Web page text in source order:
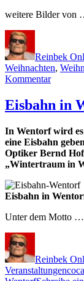
weitere Bilder von
Reinbek
Weihnachten,
Kommentarzu
Eisbahn
in
–
Winter
Eisbahn in
In Wentorf wird
eine Eisbahn
Optiker Bernd
„Wintertraum in
Eisbahn in
Unter dem Motto …
Reinbek
Veranstaltungen